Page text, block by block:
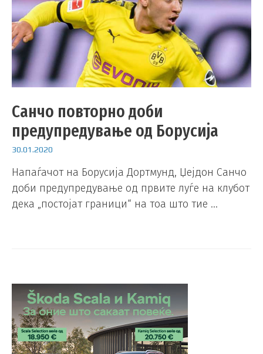
Санчо повторно доби
предупредување од Борусија
30.01.2020
Напаѓачот на Борусија Дортмунд, Џејдон Санчо
доби предупредување од првите луѓе на клубот
дека „постојат граници“ на тоа што тие …